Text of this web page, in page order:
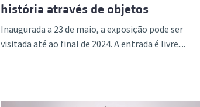
história através de objetos
Inaugurada a 23 de maio, a exposição pode ser
visitada até ao final de 2024. A entrada é livre....